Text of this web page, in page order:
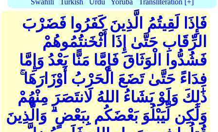
Swahili
Turkish Urdu Yoruba Transliteration [+]
فَإِذَا لَقِيتُمُ الَّذِينَ كَفَرُوا فَضَرْبَ
الرِّقَابِ حَتَّىٰ إِذَا أَثْخَنتُمُوهُمْ
فَشُدُّوا الْوَثَاقَ فَإِمَّا مَنًّا بَعْدُ وَإِمَّا
فِدَاءً حَتَّىٰ تَضَعَ الْحَرْبُ أَوْزَارَهَا ۚ
ذَٰلِكَ وَلَوْ يَشَاءُ اللهُ لَانتَصَرَ مِنْهُمْ
وَلَٰكِن لِّيَبْلُوَ بَعْضَكُم بِبَعْضٍ ۗ وَالَّذِينَ